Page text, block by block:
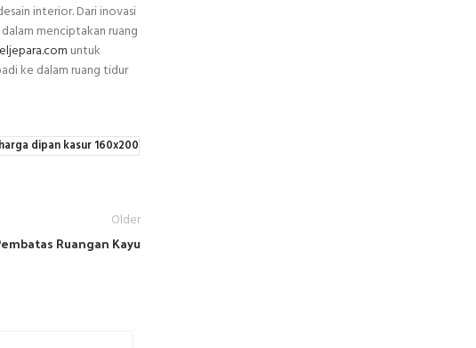
interior. Dari inovasi
menciptakan ruang
untuk
ke dalam ruang tidur
dipan kasur 160x200
Older
Ruangan Kayu